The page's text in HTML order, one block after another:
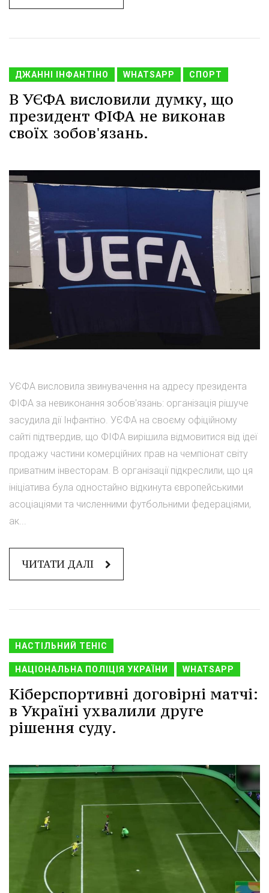
ДЖАННІ ІНФАНТІНО WHATSAPP СПОРТ
В УЄФА висловили думку, що
президент ФІФА не виконав
своїх зобов'язань.
УЄФА висловила звинувачення на адресу президента
ФІФА за невиконання зобов'язань: організація рішуче
засудила дії Інфантіно. УЄФА на своєму офіційному
сайті підтвердив, що ФІФА вирішила відмовитися від ідеї
продажу частини комерційних прав на чемпіонат світу
приватним інвесторам. В організації підкреслили, що ця
ініціатива була одностайно відкинута європейськими
асоціаціями та численними футбольними федераціями,
ак...
ЧИТАТИ ДАЛІ
НАСТІЛЬНИЙ ТЕНІС
НАЦІОНАЛЬНА ПОЛІЦІЯ УКРАЇНИ WHATSAPP
Кіберспортивні договірні матчі:
в Україні ухвалили друге
рішення суду.